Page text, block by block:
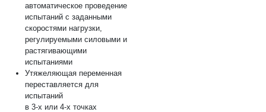
автоматическое проведение
испытаний с заданными
скоростями нагрузки,
регулируемыми силовыми и
растягивающими
испытаниями
Утяжеляющая переменная
переставляется для
испытаний
в 3-х или 4-х точках